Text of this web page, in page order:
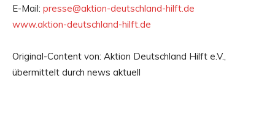
E-Mail: presse@aktion-deutschland-hilft.de
www.aktion-deutschland-hilft.de
Original-Content von: Aktion Deutschland Hilft e.V.,
übermittelt durch news aktuell